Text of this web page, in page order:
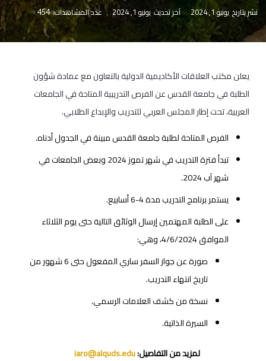
نشر بتاريخ يونيو 1, 2024 آخر تحديث يونيو 1, 2024 عدد المشاهدات: 454
يعلن مكتب العلاقات الأكاديمية الدولية بالتعاون مع عمادة شؤون
الطلبة في جامعة القدس عن الفرص التدريبية المتاحة في الجامعات
العربية، تحت إطار المجلس العربي للتدريب والإبداع الطلابي.
الفرص المتاحة لطلبة جامعة القدس مبينة في الجدول أدناه.
تبدأ فترة التدريب في شهر تموز 2024 وبعض الجامعات في
شهر آب 2024.
يستمر برنامج التدريب مدة 4-6 أسابيع.
على الطلبة المهتمين إرسال الوثائق التالية حتى يوم الثلاثاء
الموافق 4/6/2024، وهي:
صورة عن جواز السفر ساري المفعول حتى 6 شهور من
تاريخ انتهاء التدريب.
نسخة من كشف العلامات الرسمي.
السيرة الذاتية.
لمزيد من التفاصيل:iaro@alquds.edu